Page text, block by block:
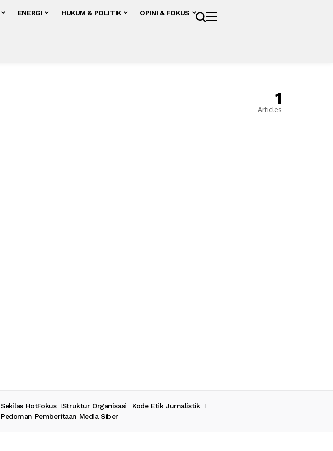
ENERGI HUKUM & POLITIK OPINI & FOKUS
1
Articles
Sekilas HotFokus Struktur Organisasi
Kode Etik Jurnalistik
Pedoman Pemberitaan Media Siber